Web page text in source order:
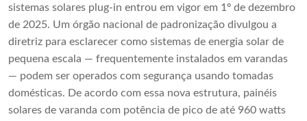
sistemas solares plug-in entrou em vigor em 1º de dezembro
de 2025. Um órgão nacional de padronização divulgou a
diretriz para esclarecer como sistemas de energia solar de
pequena escala — frequentemente instalados em varandas
— podem ser operados com segurança usando tomadas
domésticas. De acordo com essa nova estrutura, painéis
solares de varanda com potência de pico de até 960 watts